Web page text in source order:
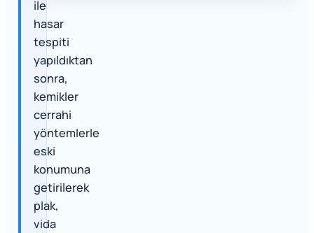
ile
hasar
tespiti
yapıldıktan
sonra,
kemikler
cerrahi
yöntemlerle
eski
konumuna
getirilerek
plak,
vida